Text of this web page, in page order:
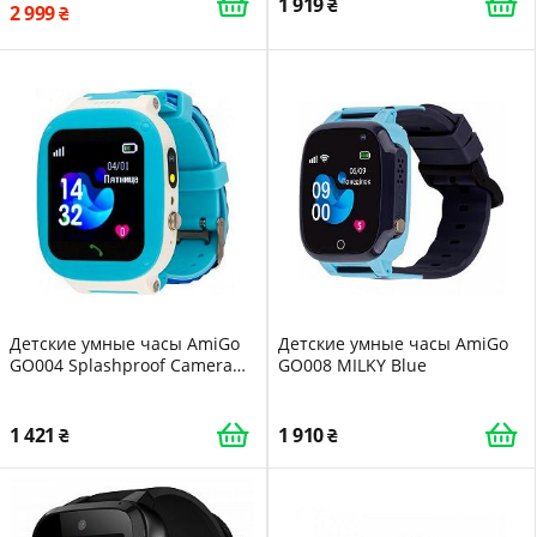
2 999
Детские умные часы AmiGo
GO004 Splashproof Camera
1 421
Детские умные часы AmiGo
GO008 MILKY Blue
1 910